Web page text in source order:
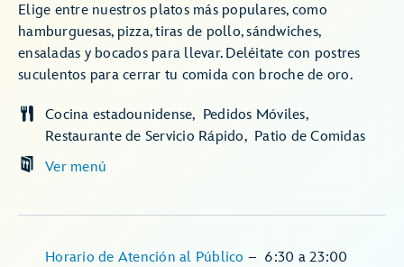
Elige entre nuestros platos más populares, como
hamburguesas, pizza, tiras de pollo, sándwiches,
ensaladas y bocados para llevar. Deléitate con postres
suculentos para cerrar tu comida con broche de oro.
Ver menú
Cocina estadounidense
Pedidos Móviles
Restaurante de Servicio Rápido
Patio de Comidas
Horario de Atención al Público – 6:30 a 23:00